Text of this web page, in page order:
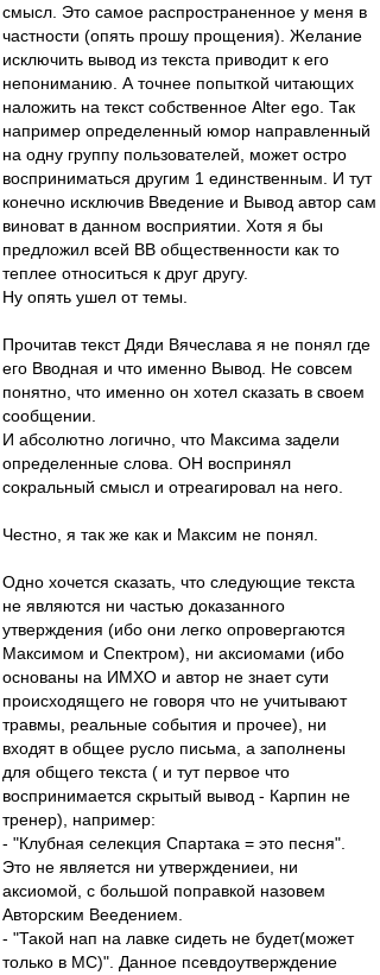
смысл. Это самое распространенное у меня в
частности (опять прошу прощения). Желание
исключить вывод из текста приводит к его
непониманию. А точнее попыткой читающих
наложить на текст собственное Alter ego. Так
например определенный юмор направленный
на одну группу пользователей, может остро
восприниматься другим 1 единственным. И тут
конечно исключив Введение и Вывод автор сам
виноват в данном восприятии. Хотя я бы
предложил всей ВВ общественности как то
теплее относиться к друг другу.
Ну опять ушел от темы.
Прочитав текст Дяди Вячеслава я не понял где
его Вводная и что именно Вывод. Не совсем
понятно, что именно он хотел сказать в своем
сообщении.
И абсолютно логично, что Максима задели
определенные слова. ОН воспринял
сокральный смысл и отреагировал на него.
Честно, я так же как и Максим не понял.
Одно хочется сказать, что следующие текста
не являются ни частью доказанного
утверждения (ибо они легко опровергаются
Максимом и Спектром), ни аксиомами (ибо
основаны на ИМХО и автор не знает сути
происходящего не говоря что не учитывают
травмы, реальные события и прочее), ни
входят в общее русло письма, а заполнены
для общего текста ( и тут первое что
воспринимается скрытый вывод - Карпин не
тренер), например:
- "Клубная селекция Спартака = это песня".
Это не является ни утверждениеи, ни
аксиомой, с большой поправкой назовем
Авторским Веедением.
- "Такой нап на лавке сидеть не будет(может
только в МС)". Данное псевдоутверждение